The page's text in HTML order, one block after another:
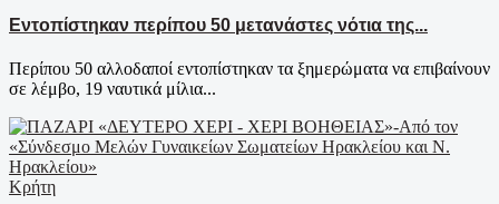
Εντοπίστηκαν περίπου 50 μετανάστες νότια της...
Περίπου 50 αλλοδαποί εντοπίστηκαν τα ξημερώματα να επιβαίνουν
σε λέμβο, 19 ναυτικά μίλια...
Κρήτη